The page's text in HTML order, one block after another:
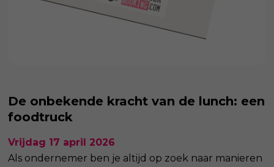
De onbekende kracht van de lunch: een
foodtruck
Vrijdag 17 april 2026
Als ondernemer ben je altijd op zoek naar manieren